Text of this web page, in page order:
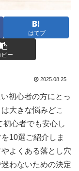
はてブ
ピー
2025.08.25
初心者の方にとっ
大きな悩みどこ
初心者でも安心し
10選ご紹介しま
よくある落とし穴
わないための決定